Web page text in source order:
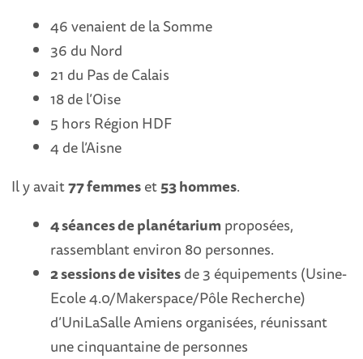
46 venaient de la Somme
36 du Nord
21 du Pas de Calais
18 de l’Oise
5 hors Région HDF
4 de l’Aisne
Il y avait77 femmeset53 hommes.
4 séances de planétariumproposées,
rassemblant environ 80 personnes.
2 sessions de visitesde 3 équipements (Usine-
Ecole 4.0/Makerspace/Pôle Recherche)
d’UniLaSalle Amiens organisées, réunissant
une cinquantaine de personnes